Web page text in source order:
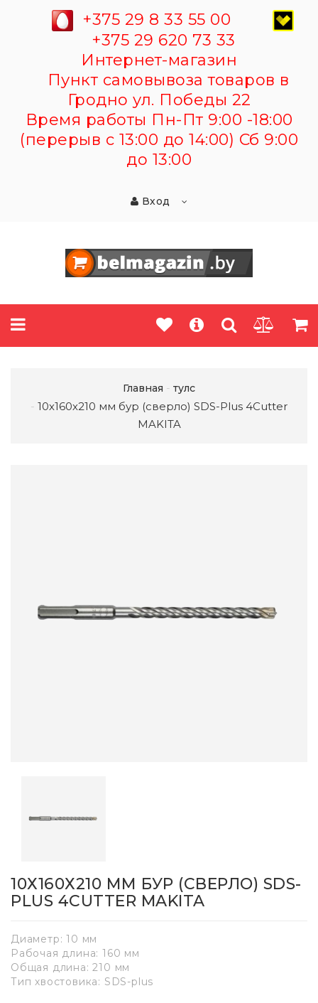
+375 29 8 33 55 00
+375 29 620 73 33
Интернет-магазин
Пункт самовывоза товаров в
Гродно ул. Победы 22
Время работы Пн-Пт 9:00 -18:00
(перерыв с 13:00 до 14:00) Сб 9:00
до 13:00
Вход
Главная тулс
10х160х210 мм бур (сверло) SDS-Plus 4Cutter
MAKITA
10Х160Х210 ММ БУР (СВЕРЛО) SDS-
PLUS 4CUTTER MAKITA
Диаметр: 10 мм
Рабочая длина: 160 мм
Общая длина: 210 мм
Тип хвостовика: SDS-plus